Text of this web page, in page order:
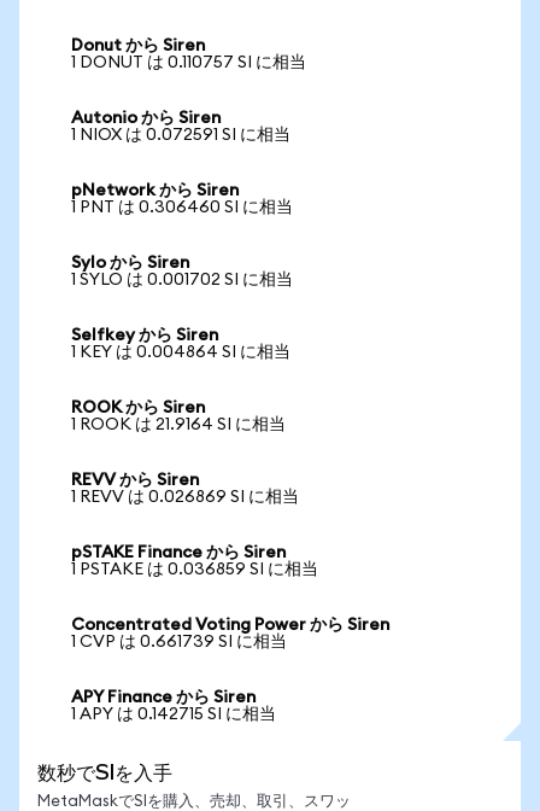
Donut から Siren
1 DONUT は 0.110757 SI に相当
Autonio から Siren
1 NIOX は 0.072591 SI に相当
pNetwork から Siren
1 PNT は 0.306460 SI に相当
Sylo から Siren
1 SYLO は 0.001702 SI に相当
Selfkey から Siren
1 KEY は 0.004864 SI に相当
ROOK から Siren
1 ROOK は 21.9164 SI に相当
REVV から Siren
1 REVV は 0.026869 SI に相当
pSTAKE Finance から Siren
1 PSTAKE は 0.036859 SI に相当
Concentrated Voting Power から Siren
1 CVP は 0.661739 SI に相当
APY Finance から Siren
1 APY は 0.142715 SI に相当
数秒でSIを入手
MetaMaskでSIを購入、売却、取引、スワッ